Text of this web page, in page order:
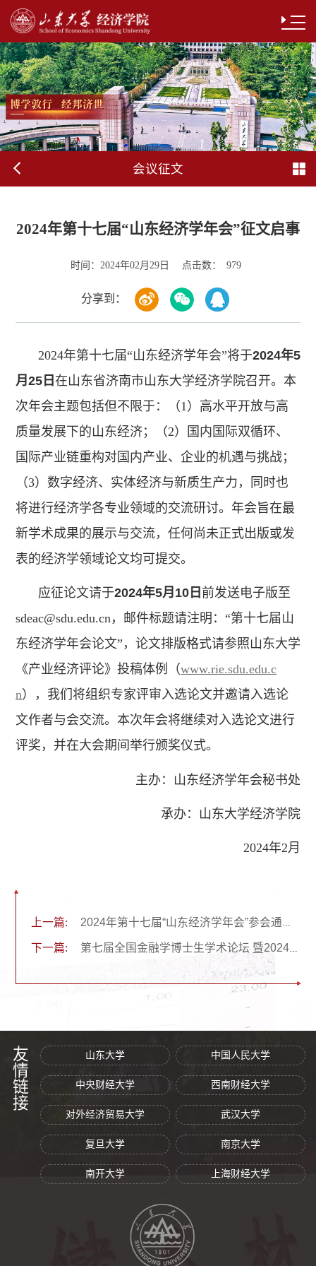
会议征文
2024年第十七届“山东经济学年会”征文启事
时间： 2024年02月29日 点击数： 979
分享到：
2024年第十七届“山东经济学年会”将于2024年5
月 25 日 在山东省济南市山东大学经济学院召开。本
次年会主题包括但不限于：（1）高水平开放与高
质量发展下的山东经济；（2）国内国际双循环、
国际产业链重构对国内产业、企业的机遇与挑战；
（3）数字经济、实体经济与新质生产力，同时也
将进行经济学各专业领域的交流研讨。年会旨在最
新学术成果的展示与交流，任何尚未正式出版或发
表的经济学领域论文均可提交。
应征论文请于2024年5月 10日 前发送电子版至
sdeac@sdu.edu.cn，邮件标题请注明：“第十七届山
东经济学年会论文”，论文排版格式请参照山东大学
《产业经济评论》投稿体例（www.rie.sdu.edu.c
n），我们将组织专家评审入选论文并邀请入选论
文作者与会交流。本次年会将继续对入选论文进行
评奖，并在大会期间举行颁奖仪式。
主办：山东经济学年会秘书处
承办：山东大学经济学院
2024年2月
上一篇: 2024年第十七届“山东经济学年会”参会通知及论文入选名单发布
下一篇: 第七届全国金融学博士生学术论坛 暨2024中国金融学博士生毕业意向交流会征稿启事
友情链接 山东大学 中国人民大学
中央财经大学 西南财经大学
对外经济贸易大学 武汉大学
复旦大学 南京大学
南开大学 上海财经大学